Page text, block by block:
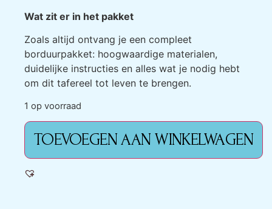
Wat zit er in het pakket
Zoals altijd ontvang je een compleet
borduurpakket: hoogwaardige materialen,
duidelijke instructies en alles wat je nodig hebt
om dit tafereel tot leven te brengen.
1 op voorraad
TOEVOEGEN AAN WINKELWAGEN